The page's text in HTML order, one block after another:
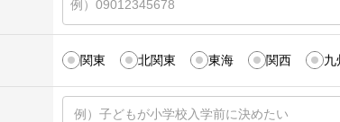
関東 北関東 東海 関西 九